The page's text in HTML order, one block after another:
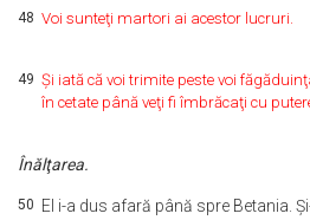
48 Voi sunteţi martori ai acestor lucruri.
49 Şi iată că voi trimite peste voi
în cetate până veţi fi îmbrăcaţi cu
Înălţarea.
50 El i-a dus afară până spre Betania.